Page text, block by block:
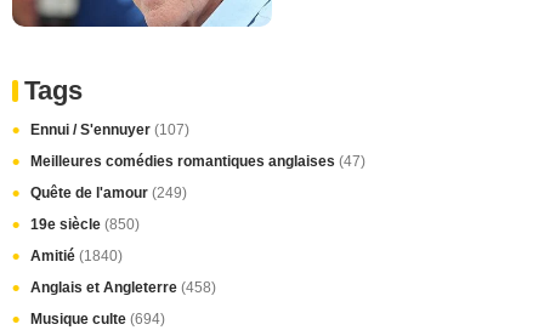
Tags
Ennui / S'ennuyer (107)
Meilleures comédies romantiques anglaises (47)
Quête de l'amour (249)
19e siècle (850)
Amitié (1840)
Anglais et Angleterre (458)
Musique culte (694)